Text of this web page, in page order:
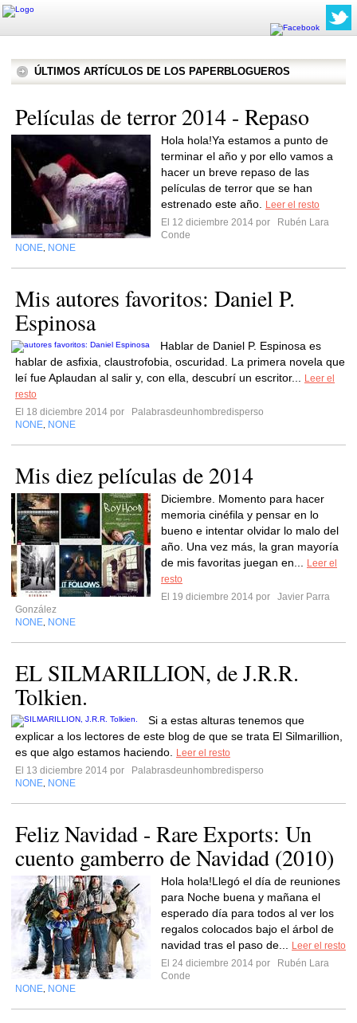
ÚLTIMOS ARTÍCULOS DE LOS PAPERBLOGUEROS
Películas de terror 2014 - Repaso
Hola hola!Ya estamos a punto de
terminar el año y por ello vamos a
hacer un breve repaso de las
películas de terror que se han
estrenado este año.
Leer el resto
El 12 diciembre 2014 por
Rubén Lara
Conde
NONE NONE
Mis autores favoritos: Daniel P.
Espinosa
Hablar de Daniel P. Espinosa es
hablar de asfixia, claustrofobia, oscuridad. La primera novela que
leí fue Aplaudan al salir y, con ella, descubrí un escritor...
Leer el
resto
El 18 diciembre 2014 por
Palabrasdeunhombredisperso
NONE NONE
Mis diez películas de 2014
Diciembre. Momento para hacer
memoria cinéfila y pensar en lo
bueno e intentar olvidar lo malo del
año. Una vez más, la gran mayoría
de mis favoritas juegan en...
Leer el
resto
El 19 diciembre 2014 por
Javier Parra
González
NONE NONE
EL SILMARILLION, de J.R.R.
Tolkien.
Si a estas alturas tenemos que
explicar a los lectores de este blog de que se trata El Silmarillion,
es que algo estamos haciendo.
Leer el resto
El 13 diciembre 2014 por
Palabrasdeunhombredisperso
NONE NONE
Feliz Navidad - Rare Exports: Un
cuento gamberro de Navidad (2010)
Hola hola!Llegó el día de reuniones
para Noche buena y mañana el
esperado día para todos al ver los
regalos colocados bajo el árbol de
navidad tras el paso de...
Leer el resto
El 24 diciembre 2014 por
Rubén Lara
Conde
NONE NONE